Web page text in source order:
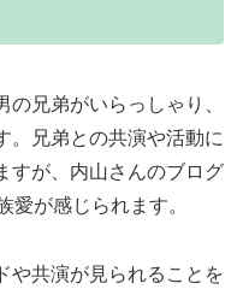
兄弟がいらっしゃり、
兄弟との共演や活動に
すが、内山さんのブログ
愛が感じられます。
や共演が見られることを